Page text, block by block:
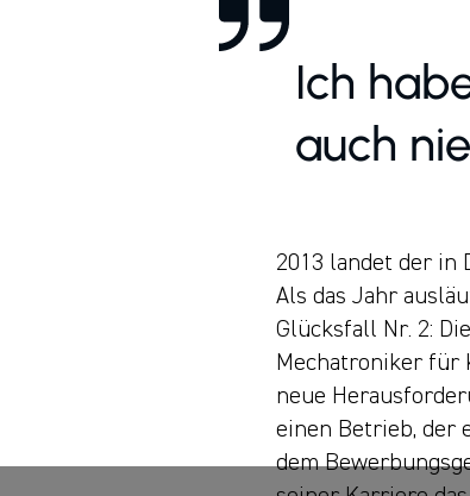
Ich
auch
2013 landet der in
Als das Jahr
Glücksfall Nr. 2:
Mechatroniker für
neue
einen Betrieb, der
dem